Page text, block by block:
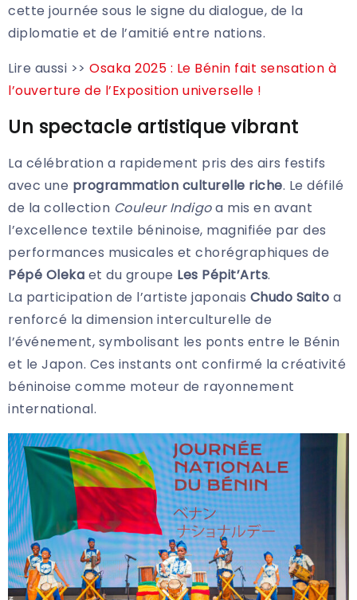
cette journée sous le signe du dialogue, de la
diplomatie et de l’amitié entre nations.
Lire aussi >> Osaka 2025 : Le Bénin fait sensation à
l’ouverture de l’Exposition universelle !
Un spectacle artistique vibrant
La célébration a rapidement pris des airs festifs
avec une programmation culturelle riche. Le défilé
de la collection Couleur Indigoa mis en avant
l’excellence textile béninoise, magnifiée par des
performances musicales et chorégraphiques de
Pépé Oleka et du groupe Les Pépit’Arts.
La participation de l’artiste japonais Chudo Saito a
renforcé la dimension interculturelle de
l’événement, symbolisant les ponts entre le Bénin
et le Japon. Ces instants ont confirmé la créativité
béninoise comme moteur de rayonnement
international.